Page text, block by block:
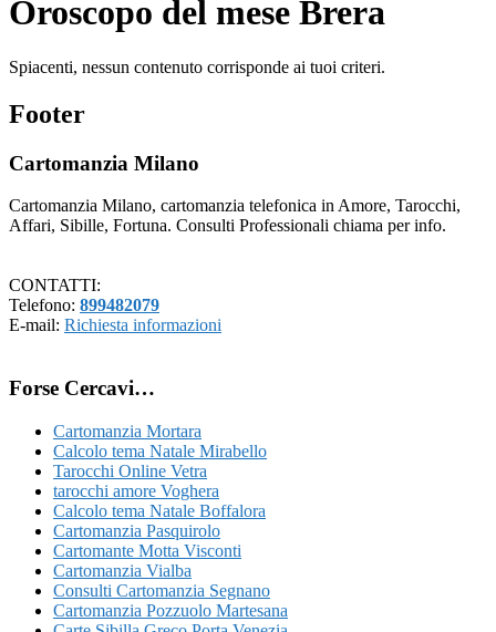
Oroscopo del mese Brera
Spiacenti, nessun contenuto corrisponde ai tuoi criteri.
Footer
Cartomanzia Milano
Cartomanzia Milano, cartomanzia telefonica in Amore, Tarocchi,
Affari, Sibille, Fortuna. Consulti Professionali chiama per info.
CONTATTI:
Telefono: 899482079
E-mail: Richiesta informazioni
Forse Cercavi…
Cartomanzia Mortara
Calcolo tema Natale Mirabello
Tarocchi Online Vetra
tarocchi amore Voghera
Calcolo tema Natale Boffalora
Cartomanzia Pasquirolo
Cartomante Motta Visconti
Cartomanzia Vialba
Consulti Cartomanzia Segnano
Cartomanzia Pozzuolo Martesana